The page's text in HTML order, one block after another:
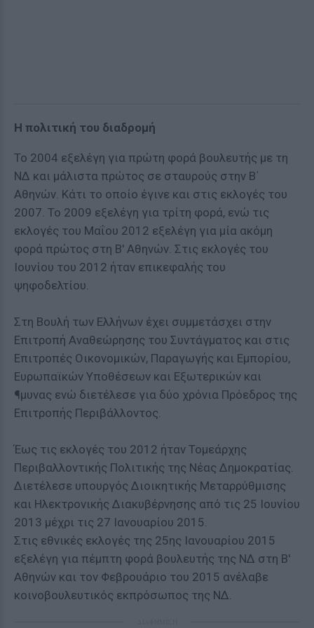
Η πολιτική του διαδρομή
Το 2004 εξελέγη για πρώτη φορά βουλευτής με τη
ΝΔ και μάλιστα πρώτος σε σταυρούς στην Β΄
Αθηνών. Κάτι το οποίο έγινε και στις εκλογές του
2007. Το 2009 εξελέγη για τρίτη φορά, ενώ τις
εκλογές του Μαΐου 2012 εξελέγη για μία ακόμη
φορά πρώτος στη Β' Αθηνών. Στις εκλογές του
Ιουνίου του 2012 ήταν επικεφαλής του
ψηφοδελτίου.
Στη Βουλή των Ελλήνων έχει συμμετάσχει στην
Επιτροπή Αναθεώρησης του Συντάγματος και στις
Επιτροπές Οικονομικών, Παραγωγής και Εμπορίου,
Ευρωπαϊκών Υποθέσεων και Εξωτερικών και
¶μυνας ενώ διετέλεσε για δύο χρόνια Πρόεδρος της
Επιτροπής Περιβάλλοντος.
Έως τις εκλογές του 2012 ήταν Τομεάρχης
Περιβαλλοντικής Πολιτικής της Νέας Δημοκρατίας.
Διετέλεσε υπουργός Διοικητικής Μεταρρύθμισης
και Ηλεκτρονικής Διακυβέρνησης από τις 25 Ιουνίου
2013 μέχρι τις 27 Ιανουαρίου 2015.
Στις εθνικές εκλογές της 25ης Ιανουαρίου 2015
εξελέγη για πέμπτη φορά βουλευτής της ΝΔ στη Β'
Αθηνών και τον Φεβρουάριο του 2015 ανέλαβε
κοινοβουλευτικός εκπρόσωπος της ΝΔ.